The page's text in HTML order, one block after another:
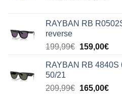
176,99€.
RAYBAN RB
reverse
199,99€ Original
was:
159,00€Η
τιμή
RAYBAN RB
50/21
209,99€ Original
165,00€Η